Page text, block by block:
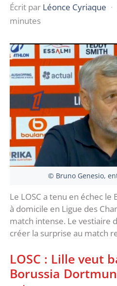
Écrit par Léonce Cyriaque ·
minutes
© Bruno Genesio,
Le LOSC a tenu en échec
à domicile en Ligue des
match intense. Le vestiaire
créer la surprise au match
LOSC : Lille veut
Borussia